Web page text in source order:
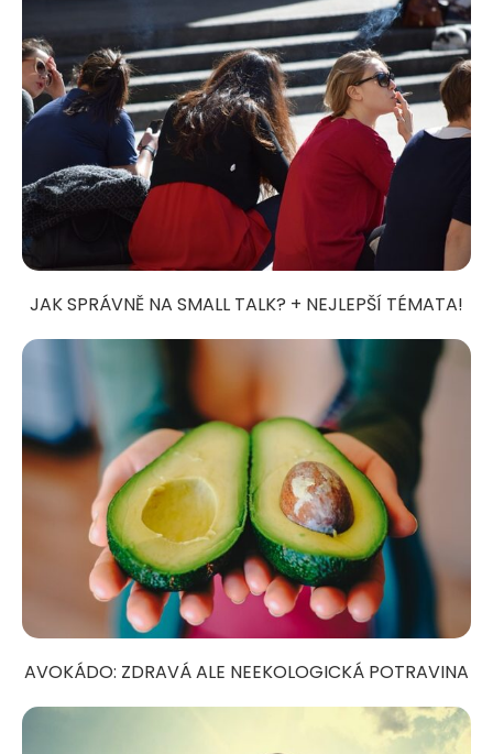
JAK SPRÁVNĚ NA SMALL TALK? + NEJLEPŠÍ TÉMATA!
AVOKÁDO: ZDRAVÁ ALE NEEKOLOGICKÁ POTRAVINA